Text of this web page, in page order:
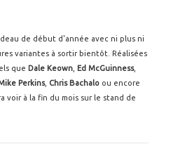
de début d'année avec ni plus ni
variantes à sortir bientôt. Réalisées
que Dale Keown Ed McGuinness,
Perkins, Chris Bachalo ou encore
voir à la fin du mois sur le stand de